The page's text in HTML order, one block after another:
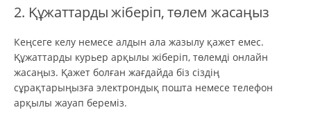
2. Құжаттарды жіберіп, төлем жасаңыз
Кеңсеге келу немесе алдын ала жазылу қажет емес.
Құжаттарды курьер арқылы жіберіп, төлемді онлайн
жасаңыз. Қажет болған жағдайда біз сіздің
сұрақтарыңызға электрондық пошта немесе телефон
арқылы жауап береміз.